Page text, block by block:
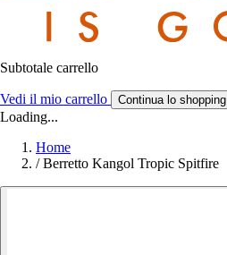
Subtotale carrello
Vedi il mio carrello Continua lo shopping
Loading...
Home
/ Berretto Kangol Tropic Spitfire